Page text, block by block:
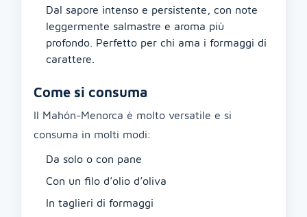
Dal sapore intenso e persistente, con note
leggermente salmastre e aroma più
profondo. Perfetto per chi ama i formaggi di
carattere.
Come si consuma
Il Mahón-Menorca è molto versatile e si
consuma in molti modi:
Da solo o con pane
Con un filo d’olio d’oliva
In taglieri di formaggi